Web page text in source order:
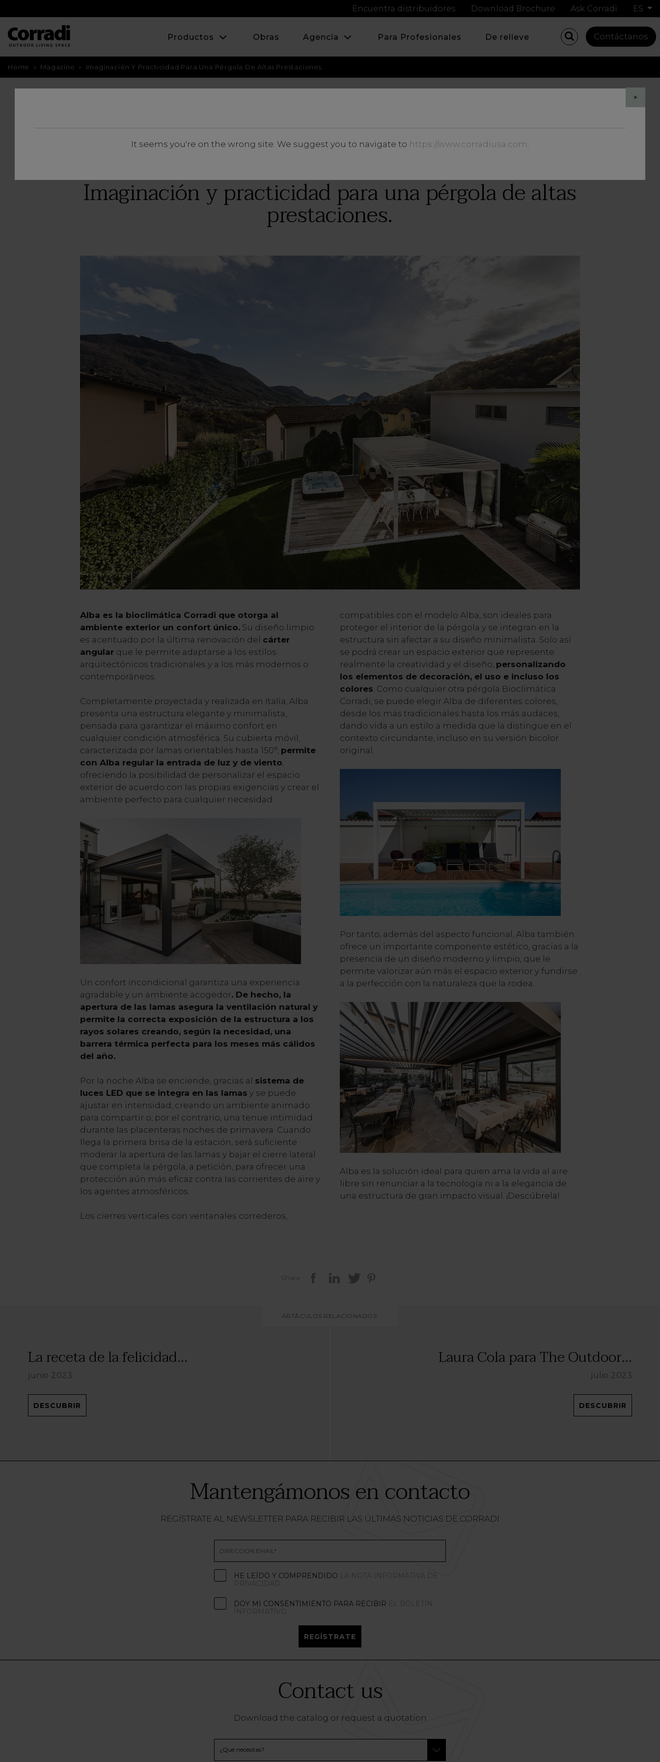
×
It seems you're on the wrong site. We suggest you to navigate to https://www.corradiusa.com.
Encuentra distribuidores Download Brochure Ask Corradi ES
Productos Obras Agencia Para Profesionales De relieve Contáctanos
Home » Magazine » Imaginación Y Practicidad Para Una Pérgola De Altas Prestaciones.
Imaginación y practicidad para una pérgola de altas
prestaciones.
Alba es la bioclimática Corradi que otorga al
ambiente exterior un confort único.Su diseño limpio
es acentuado por la última renovación del cárter
angularque le permite adaptarse a los estilos
arquitectónicos tradicionales y a los más modernos o
contemporáneos.
Completamente proyectada y realizada en Italia, Alba
presenta una estructura elegante y minimalista,
pensada para garantizar el máximo confort en
cualquier condición atmosférica. Su cubierta móvil,
caracterizada por lamas orientables hasta 150°, permite
con Alba regular la entrada de luz y de viento
ofreciendo la posibilidad de personalizar el espacio
exterior de acuerdo con las propias exigencias y crear el
ambiente perfecto para cualquier necesidad.
Un confort incondicional garantiza una experiencia
agradable y un ambiente acogedor. De hecho, la
apertura de las lamas asegura la ventilación natural y
permite la correcta exposición de la estructura a los
rayos solares creando, según la necesidad, una
barrera térmica perfecta para los meses más cálidos
del año.
Por la noche Alba se enciende, gracias al sistema de
luces LED que se integra en las lamas y se puede
ajustar en intensidad, creando un ambiente animado
para compartir o, por el contrario, una tenue intimidad
durante las placenteras noches de primavera. Cuando
llega la primera brisa de la estación, será suficiente
moderar la apertura de las lamas y bajar el cierre lateral
que completa la pérgola, a petición, para ofrecer una
protección aún más eficaz contra las corrientes de aire y
los agentes atmosféricos.
Los cierres verticales con ventanales correderos,
compatibles con el modelo Alba, son ideales para
proteger el interior de la pérgola y se integran en la
estructura sin afectar a su diseño minimalista. Solo así
se podrá crear un espacio exterior que represente
realmente la creatividad y el diseño, personalizando
los elementos de decoración, el uso e incluso los
colores . Como cualquier otra pérgola Bioclimática
Corradi, se puede elegir Alba de diferentes colores,
desde los más tradicionales hasta los más audaces,
dando vida a un estilo a medida que la distingue en el
contexto circundante, incluso en su versión bicolor
original.
Por tanto, además del aspecto funcional, Alba también
ofrece un importante componente estético, gracias a la
presencia de un diseño moderno y limpio, que le
permite valorizar aún más el espacio exterior y fundirse
a la perfección con la naturaleza que la rodea.
Alba es la solución ideal para quien ama la vida al aire
libre sin renunciar a la tecnología ni a la elegancia de
una estructura de gran impacto visual. ¡Descúbrela!
Share
ARTÃCULOS RELACIONADOS:
La receta de la felicidad...
junio 2023
DESCUBRIR
Laura Cola para The Outdoor...
julio 2023
DESCUBRIR
Mantengámonos en contacto
REGÍSTRATE AL NEWSLETTER PARA RECIBIR LAS ÚLTIMAS NOTICIAS DE CORRADI
HE LEÍDO Y COMPRENDIDO LA NOTA INFORMATIVA DE
PRIVACIDAD
DOY MI CONSENTIMIENTO PARA RECIBIR EL BOLETÍN
INFORMATIVO
REGÍSTRATE
Contact us
Download the catalog or request a quotation